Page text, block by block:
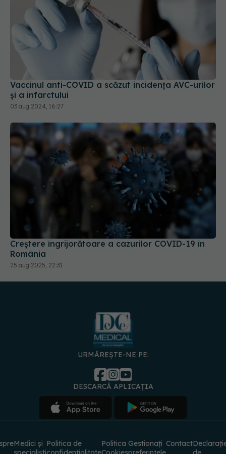
Vaccinul anti-COVID a scăzut incidența AVC-urilor
și a infarctului
03 aug 2024, 16:27
Creștere îngrijorătoare a cazurilor COVID-19 în
România
25 aug 2025, 22:31
URMĂREȘTE-NE PE:
DESCARCĂ APLICAȚIA
Medici și Politica de
Politica Gestionați Contact